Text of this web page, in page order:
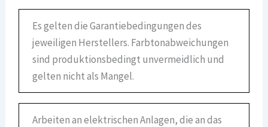
Es gelten die Garantiebedingungen des
jeweiligen Herstellers. Farbtonabweichungen
sind produktionsbedingt unvermeidlich und
gelten nicht als Mangel.
Arbeiten an elektrischen Anlagen, die an das